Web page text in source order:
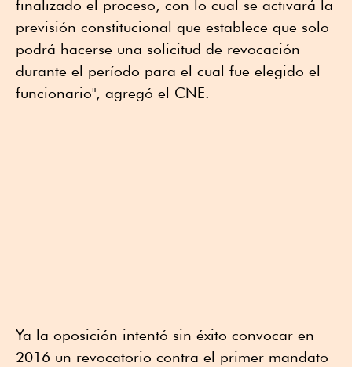
finalizado el proceso, con lo cual se activará la
previsión constitucional que establece que solo
podrá hacerse una solicitud de revocación
durante el período para el cual fue elegido el
funcionario", agregó el CNE.
Ya la oposición intentó sin éxito convocar en
2016 un revocatorio contra el primer mandato